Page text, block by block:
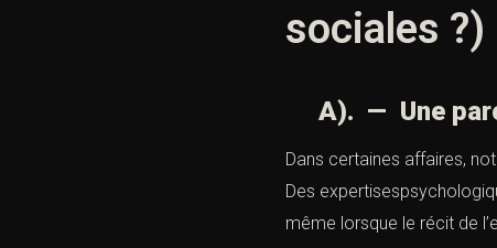
sociales ?)
A). — Une
Dans certaines affaires,
Des
même lorsque le récit de